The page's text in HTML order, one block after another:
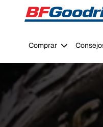
Go to page content
Go to
Comprar